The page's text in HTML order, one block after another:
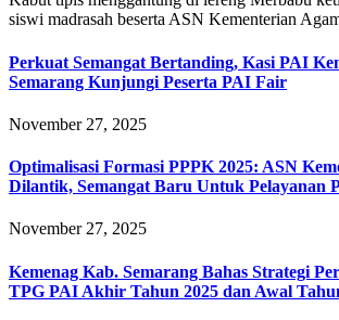
siswi madrasah beserta ASN Kementerian
Perkuat Semangat Bertanding, Kasi PAI
Semarang Kunjungi Peserta PAI Fair
November 27, 2025
Optimalisasi Formasi PPPK 2025: ASN
Dilantik, Semangat Baru Untuk Pelayanan
November 27, 2025
Kemenag Kab. Semarang Bahas Strategi
TPG PAI Akhir Tahun 2025 dan Awal